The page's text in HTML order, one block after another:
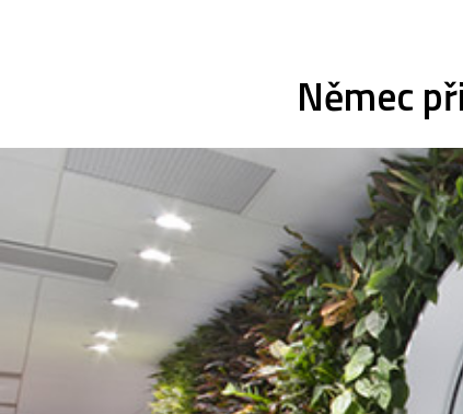
Němec